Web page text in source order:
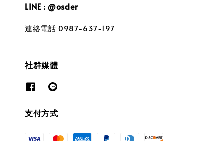
LINE : @osder
連絡電話 0987-637-197
社群媒體
支付方式